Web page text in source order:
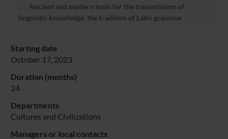
Ancient and modern tools for the transmission of
linguistic knowledge: the tradition of Latin grammar
Starting date
October 17, 2023
Duration (months)
24
Departments
Cultures and Civilizations
Managers or local contacts